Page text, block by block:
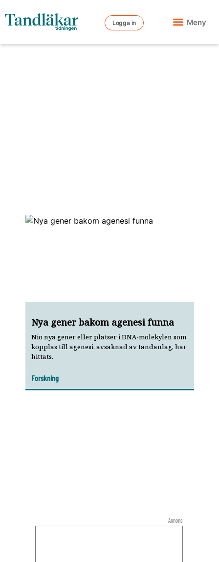
Logga in Meny
Nya gener bakom agenesi funna
Nio nya gener eller platser i DNA-molekylen som
kopplas till agenesi, avsaknad av tandanlag, har
hittats.
Forskning
Annons